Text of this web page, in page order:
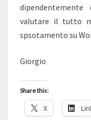
valutare il tutto
spsotamento su
Giorgio
Share this:
X